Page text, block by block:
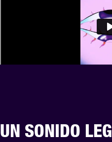
UN SONIDO